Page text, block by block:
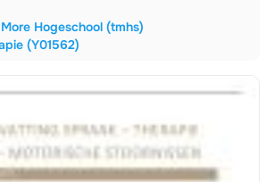
Hogeschool (tmhs)
(Y01562)